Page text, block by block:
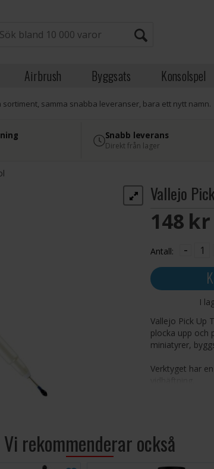
Airbrush Byggsats Konsolspel
sortiment, samma snabba leveranser, bara ett nytt namn.
Snabb leverans
Direkt från lager
Vallejo
148 SEK
Antall: -
I
Vallejo Pick Up
plocka upp och
miniatyrer,
Verktyget har
Vi rekommenderar också